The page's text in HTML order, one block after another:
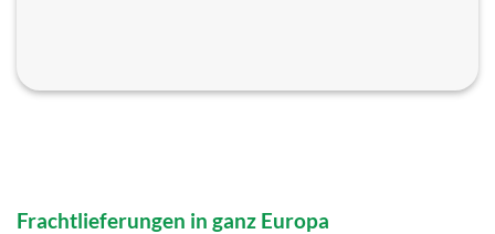
Frachtlieferungen in ganz Europa